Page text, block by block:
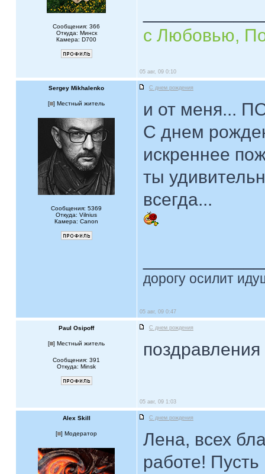
Сообщения: 366
Откуда: Минск
Камера: D700
с Любовью,
05 авг, 09 0:10
Sergey Mikhalenko С днем рождения
[ ] Местный житель
Сообщения: 5369
Откуда: Vilnius
Камера: Canon
и от меня...
С днем
искреннее
ты
всегда...
дорогу осилит
05 авг, 09 0:47
Paul Osipoff С днем рождения
[ ] Местный житель
Сообщения: 391
Откуда: Minsk
поздравления
05 авг, 09 1:03
Alex Skill С днем рождения
[ ] Модератор
Лена, всех
работе! Пусть